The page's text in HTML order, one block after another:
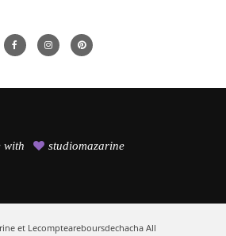
with studiomazarine
et Lecompteareboursdechacha All